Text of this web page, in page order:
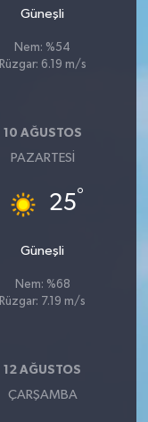
Güneşli
Nem: %54
Rüzgar: 6.19 m/s
10 AĞUSTOS
PAZARTESI
25°
Güneşli
Nem: %68
Rüzgar: 7.19 m/s
12 AĞUSTOS
ÇARŞAMBA